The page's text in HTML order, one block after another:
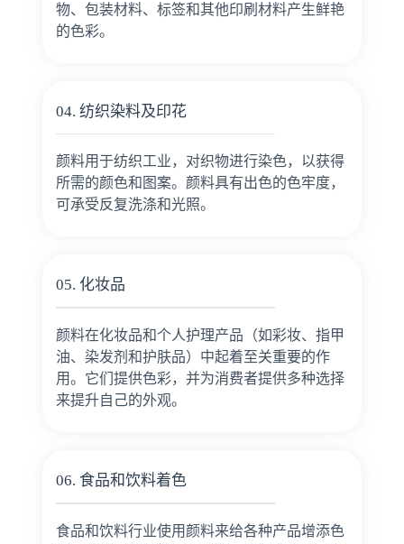
物、包装材料、标签和其他印刷材料产生鲜艳
的色彩。
04. 纺织染料及印花
颜料用于纺织工业，对织物进行染色，以获得
所需的颜色和图案。颜料具有出色的色牢度，
可承受反复洗涤和光照。
05. 化妆品
颜料在化妆品和个人护理产品（如彩妆、指甲
油、染发剂和护肤品）中起着至关重要的作
用。它们提供色彩，并为消费者提供多种选择
来提升自己的外观。
06. 食品和饮料着色
食品和饮料行业使用颜料来给各种产品增添色